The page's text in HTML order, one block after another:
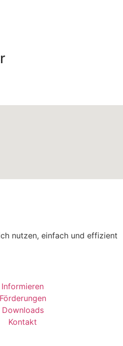
nutzen, einfach und effizient
Informieren
Förderungen
Downloads
Kontakt